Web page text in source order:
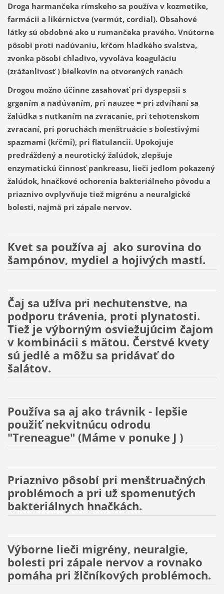
Droga harmančeka rímskeho sa používa v kozmetike,
farmácii a likérnictve (vermút, cordial). Obsahové
látky sú obdobné ako u rumančeka pravého. Vnútorne
pôsobí proti nadúvaniu, kŕčom hladkého svalstva,
zvonka pôsobí chladivo, vyvoláva koaguláciu
(zrážanlivosť ) bielkovín na otvorených ranách
Drogou možno účinne zasahovať pri dyspepsii s
grganím a nadúvaním, pri nauzee = pri zdvíhaní sa
žalúdka s nutkaním na zvracanie, pri tehotenskom
zvracaní, pri poruchách menštruácie s bolestivými
spazmami (kŕčmi), pri flatulancii. Upokojuje
predráždený a neurotický žalúdok, zlepšuje
enzymatickú činnosť pankreasu, lieči jedlom pokazený
žalúdok, hnačkové ochorenia bakteriálneho pôvodu a
priaznivo ovplyvňuje tiež migrénu a neuralgické
bolesti, najmä pri zápale nervov.
Kvet sa používa aj ako surovina do
šampónov, mydiel a hojivých mastí.
Čaj sa užíva pri nechutenstve, na
podporu trávenia, proti plynatosti.
Tiež je výborným osviežujúcim čajom
v kombinácii s mätou. Čerstvé kvety
sú jedlé a môžu sa pridávať do
šalátov.
Používa sa aj ako trávnik - lepšie
použiť nekvitnúcu odrodu
"Treneague" (Máme v ponuke J )
Priaznivo pôsobí pri menštruačných
problémoch a pri už spomenutých
bakteriálnych hnačkách.
Výborne lieči migrény, neuralgie,
bolesti pri zápale nervov a rovnako
pomáha pri žlčníkových problémoch.